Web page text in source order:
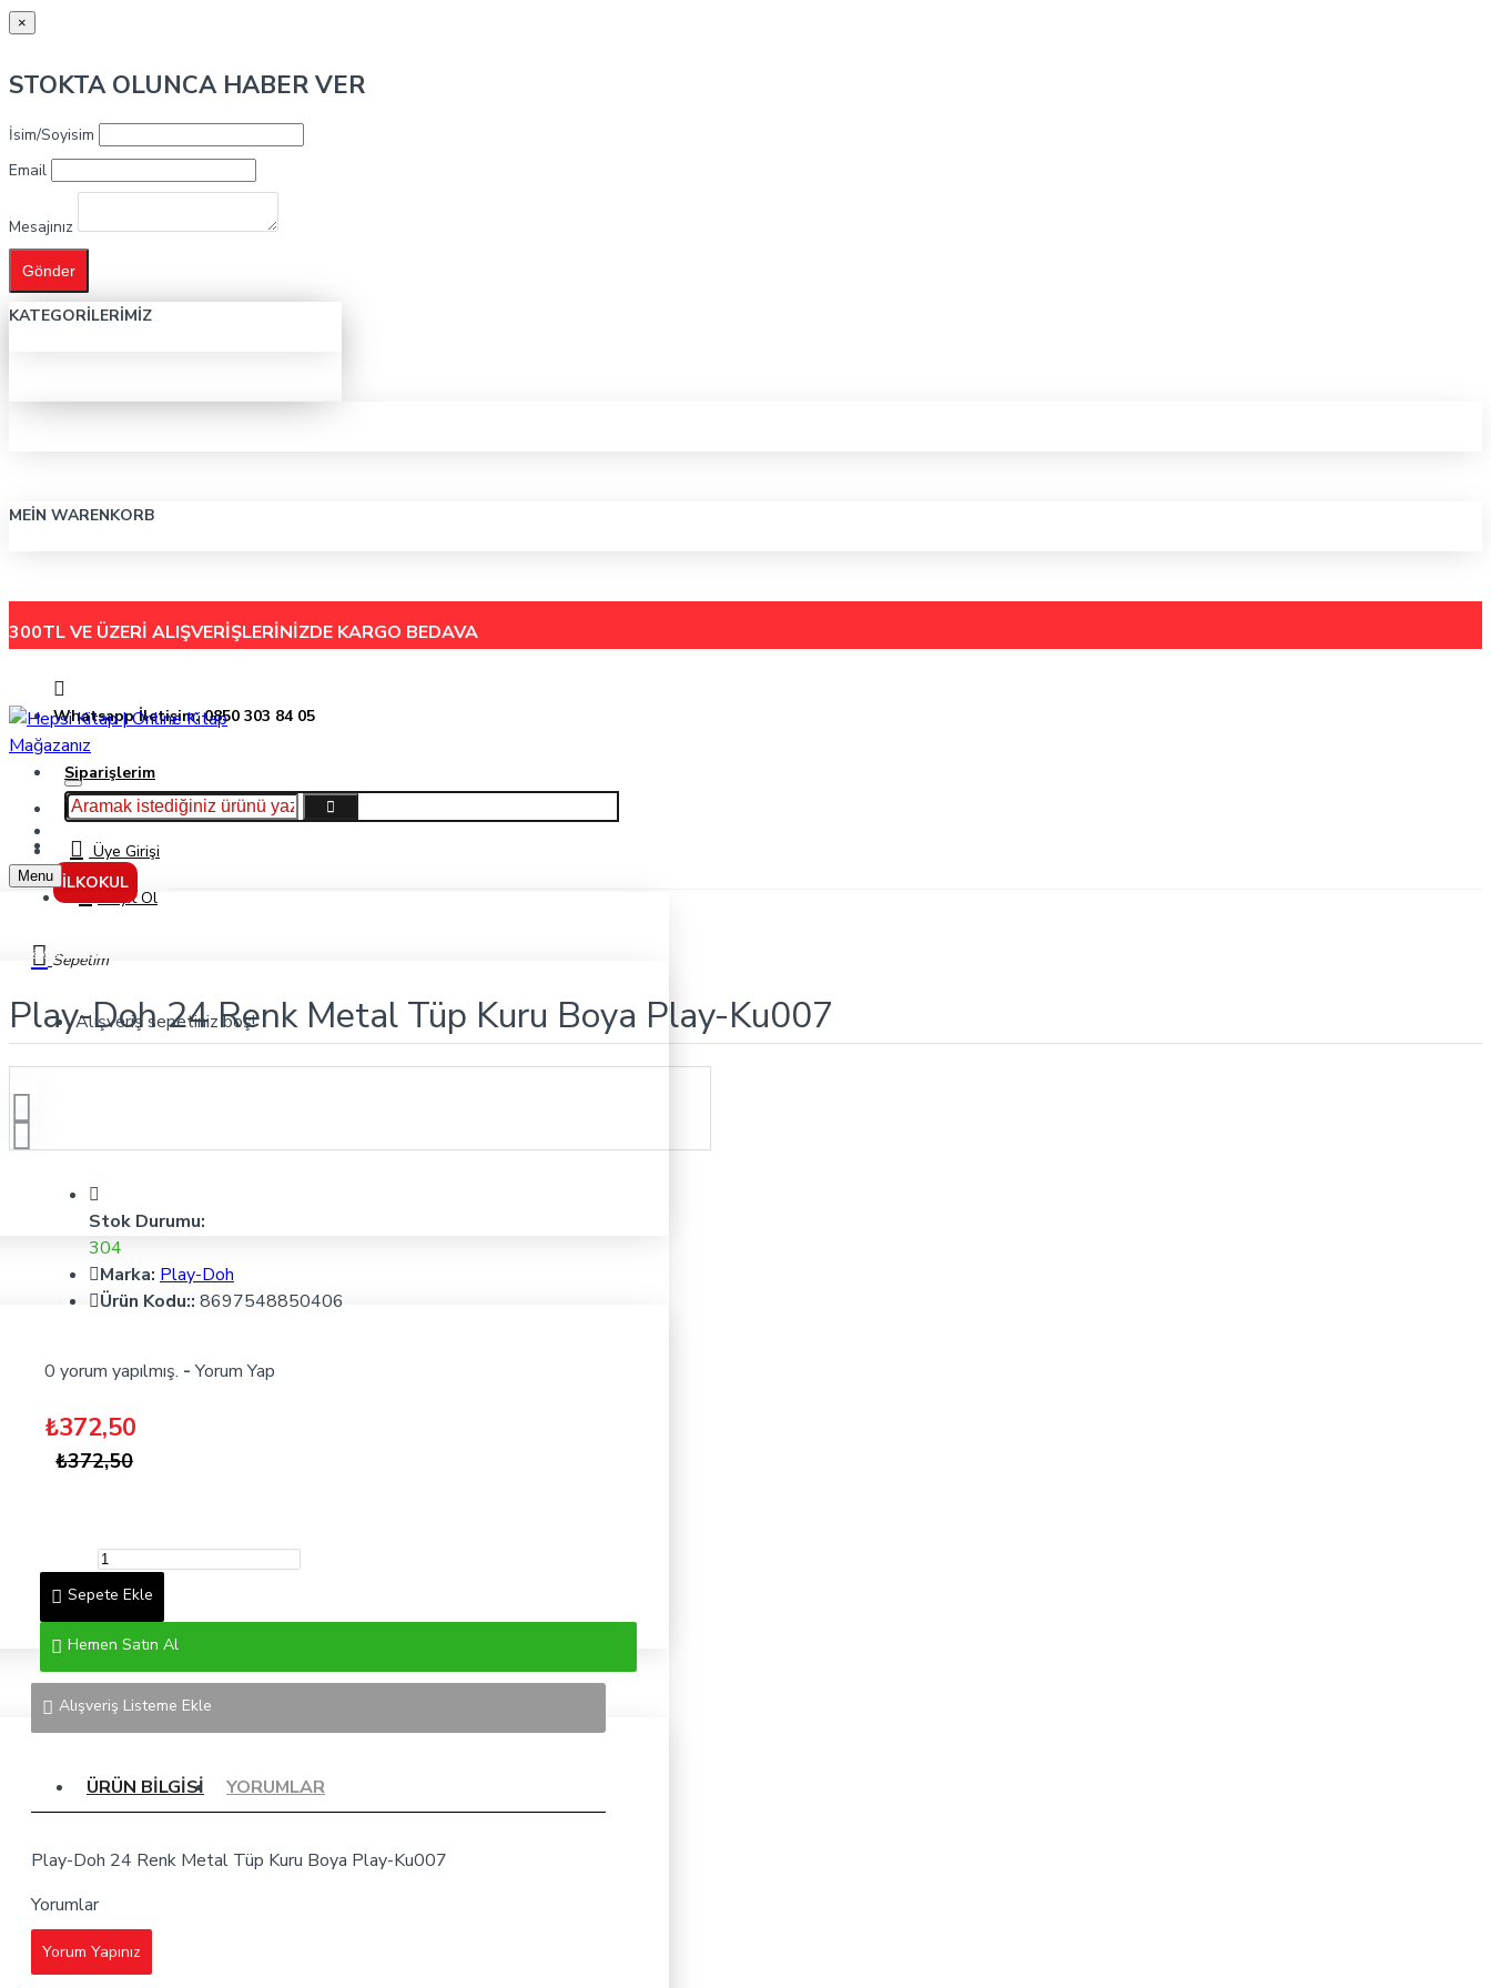
×
STOKTA OLUNCA HABER VER
İsim/Soyisim
Email
Mesajınız
Gönder
KATEGORILERIMIZ
MEIN WARENKORB
300TL VE ÜZERİ ALIŞVERİŞLERİNİZDE KARGO BEDAVA
Whatsapp İletişim: 0850 303 84 05
Siparişlerim
Hakkımızda
İletişimÜye Girişi
Kayıt Ol
Sepetim
Alışveriş sepetiniz boş!
İLKOKUL
Menu
Play-Doh 24 Renk Metal Tüp Kuru Boya Play-Ku007
Play-Doh 24 Renk Metal Tüp Kuru Boya Play-Ku007
Stok Durumu:
304
Marka: Play-Doh
Ürün Kodu:: 8697548850406
0 yorum yapılmış. - Yorum Yap
₺372,50
₺372,50
Sepete Ekle
Hemen Satın Al
Alışveriş Listeme Ekle
ÜRÜN BILGISI YORUMLAR
Play-Doh 24 Renk Metal Tüp Kuru Boya Play-Ku007
Yorumlar
Yorum Yapınız